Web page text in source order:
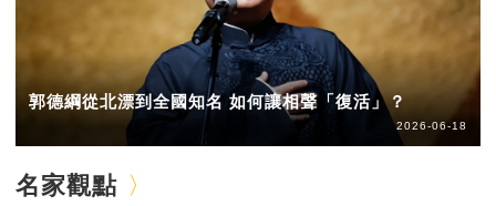
郭德綱從北漂到全國知名 如何讓相聲「復活」？
2026-06-18
名家觀點